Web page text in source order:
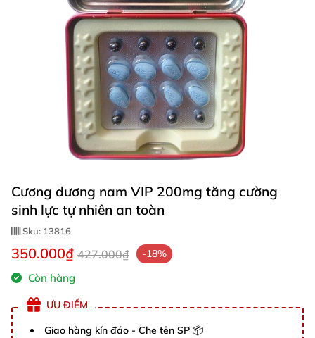
Cương dương nam VIP 200mg tăng cường
sinh lực tự nhiên an toàn
Sku: 13816
350.000₫ 427.000₫ -18%
Còn hàng
ƯU ĐIỂM
Giao hàng kín đáo - Che tên SP 📦